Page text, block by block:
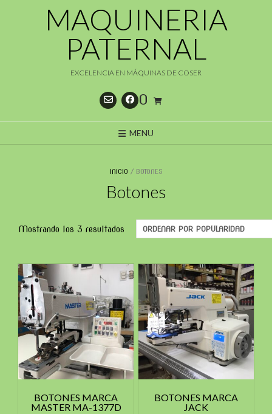
MAQUINERIA
PATERNAL
EXCELENCIA EN MÁQUINAS DE COSER
0
MENU
INICIO / BOTONES
Botones
Mostrando los 3 resultados Ordenado
BOTONES MARCA
MASTER MA-1377D
BOTONES MARCA
JACK